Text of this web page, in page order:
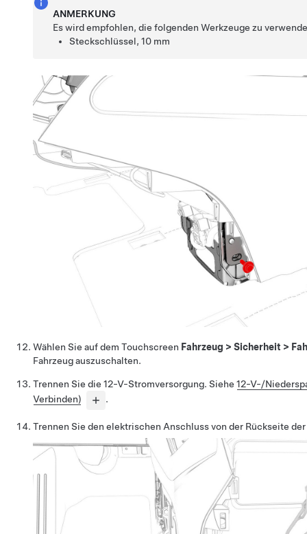
ANMERKUNG
Es wird empfohlen, die folgenden Werkzeuge zu
Steckschlüssel, 10 mm
Wählen Sie auf dem Touchscreen Fahrzeug > Sicherheit >
Fahrzeug auszuschalten.
Trennen Sie die 12-V-Stromversorgung. Siehe 12-V-/
Verbinden)
.
Trennen Sie den elektrischen Anschluss von der Rückseite